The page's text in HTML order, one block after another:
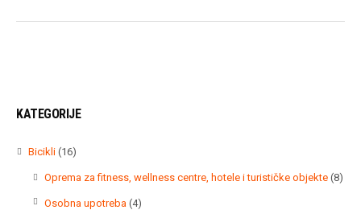
KATEGORIJE
Bicikli 1616
Oprema za fitness, wellness centre, hotele i turističke objekte 88
Osobna upotreba 44